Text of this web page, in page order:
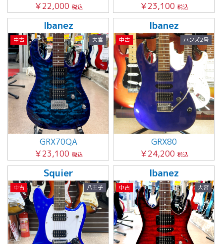
￥22,000 税込
￥23,100 税込
Ibanez
中古 大宮
GRX70QA
￥23,100 税込
Ibanez
中古 ハンズ2号
GRX80
￥24,200 税込
Squier
中古 八王子
Ibanez
中古 大宮